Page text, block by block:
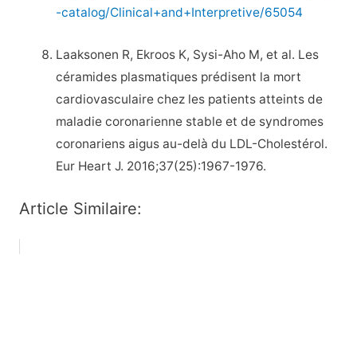
-catalog/Clinical+and+Interpretive/65054
Laaksonen R, Ekroos K, Sysi-Aho M, et al. Les
céramides plasmatiques prédisent la mort
cardiovasculaire chez les patients atteints de
maladie coronarienne stable et de syndromes
coronariens aigus au-delà du LDL-Cholestérol.
Eur Heart J. 2016;37(25):1967-1976.
Article Similaire: